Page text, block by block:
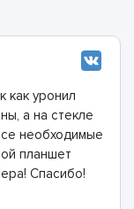
как уронил
а на стекле
необходимые
планшет
Спасибо!